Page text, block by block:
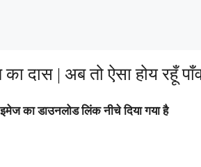
दास | अब तो ऐसा होय रहूँ
इमेज का डाउनलोड लिंक नीचे दिया गया है